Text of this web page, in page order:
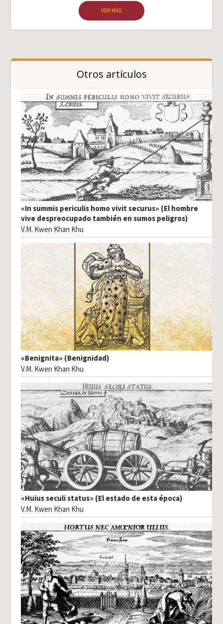
VER MÁS
Otros artículos
«In summis periculis homo vivit securus» (El hombre
vive despreocupado también en sumos peligros)
V.M. Kwen Khan Khu
«Benignita» (Benignidad)
V.M. Kwen Khan Khu
«Huius seculi status» (El estado de esta época)
V.M. Kwen Khan Khu